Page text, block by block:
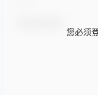
您必须